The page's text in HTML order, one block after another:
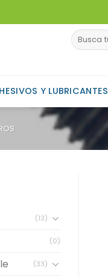
Buscar
por:
Y LUBRICANTES
(13)
(0)
(33)